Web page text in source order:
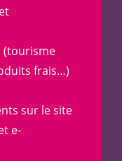
(tourisme
frais…)
sur le site
e-